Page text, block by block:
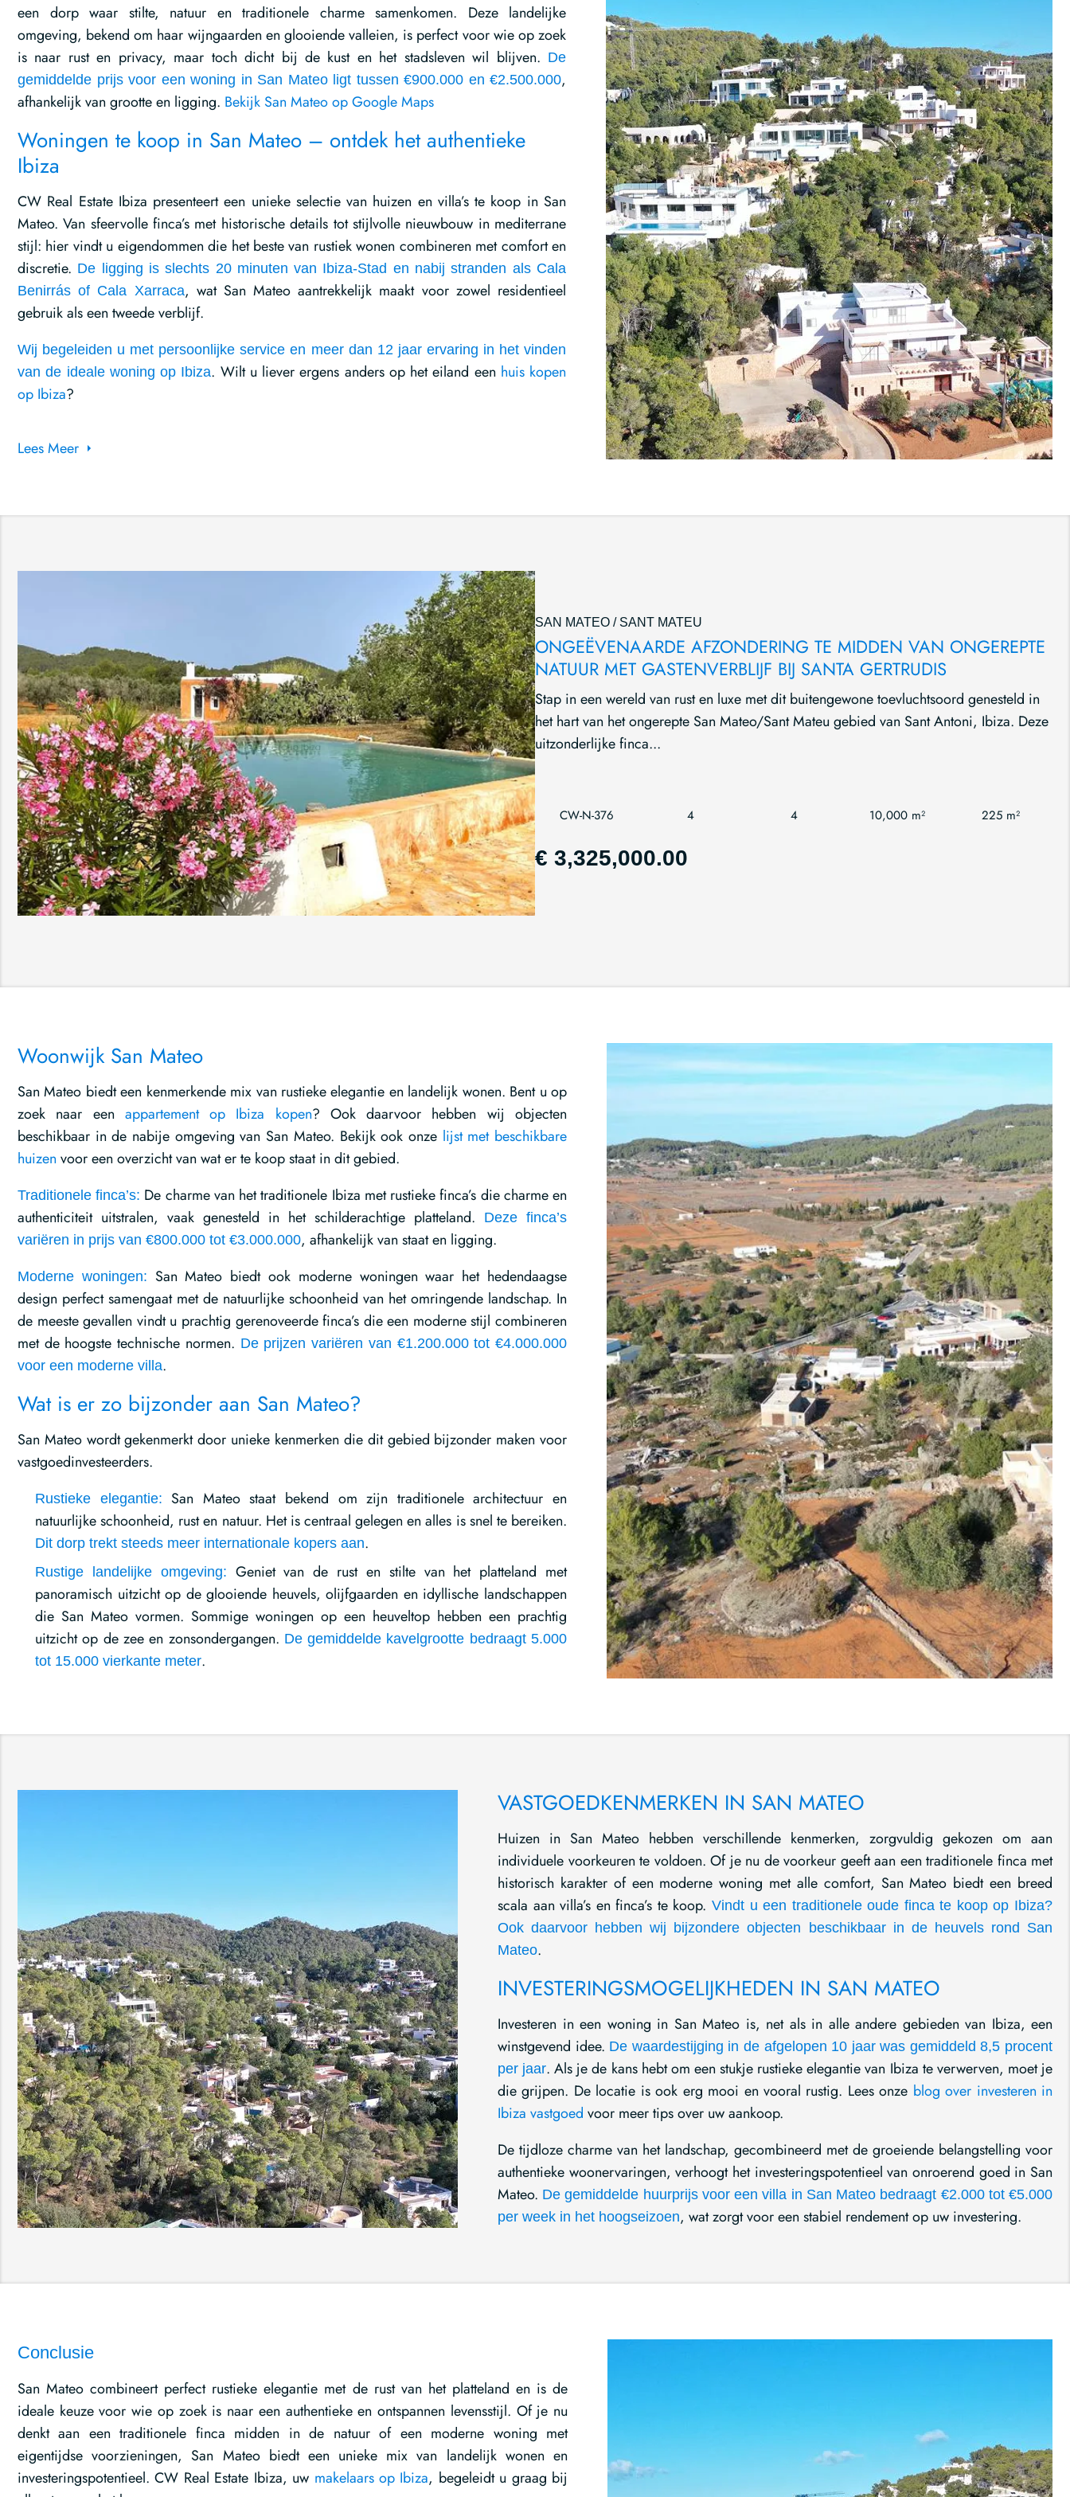
een dorp waar stilte, natuur en traditionele charme samenkomen. Deze landelijke
omgeving, bekend om haar wijngaarden en glooiende valleien, is perfect voor wie op zoek
is naar rust en privacy, maar toch dicht bij de kust en het stadsleven wil blijven. De
gemiddelde prijs voor een woning in San Mateo ligt tussen €900.000 en €2.500.000,
afhankelijk van grootte en ligging. Bekijk San Mateo op Google Maps
Woningen te koop in San Mateo – ontdek het authentieke
Ibiza
CW Real Estate Ibiza presenteert een unieke selectie van huizen en villa’s te koop in San
Mateo. Van sfeervolle finca’s met historische details tot stijlvolle nieuwbouw in mediterrane
stijl: hier vindt u eigendommen die het beste van rustiek wonen combineren met comfort en
discretie. De ligging is slechts 20 minuten van Ibiza-Stad en nabij stranden als Cala
Benirrás of Cala Xarraca, wat San Mateo aantrekkelijk maakt voor zowel residentieel
gebruik als een tweede verblijf.
Wij begeleiden u met persoonlijke service en meer dan 12 jaar ervaring in het vinden
van de ideale woning op Ibiza. Wilt u liever ergens anders op het eiland een huis kopen
op Ibiza?
Lees Meer
SAN MATEO / SANT MATEU
ONGEËVENAARDE AFZONDERING TE MIDDEN VAN ONGEREPTE
NATUUR MET GASTENVERBLIJF BIJ SANTA GERTRUDIS
Stap in een wereld van rust en luxe met dit buitengewone toevluchtsoord genesteld in
het hart van het ongerepte San Mateo/Sant Mateu gebied van Sant Antoni, Ibiza. Deze
uitzonderlijke finca...
CW-N-376 4 4 10,000 m² 225 m²
€ 3,325,000.00
Woonwijk San Mateo
San Mateo biedt een kenmerkende mix van rustieke elegantie en landelijk wonen. Bent u op
zoek naar een appartement op Ibiza kopen? Ook daarvoor hebben wij objecten
beschikbaar in de nabije omgeving van San Mateo. Bekijk ook onze lijst met beschikbare
huizen voor een overzicht van wat er te koop staat in dit gebied.
Traditionele finca’s: De charme van het traditionele Ibiza met rustieke finca’s die charme en
authenticiteit uitstralen, vaak genesteld in het schilderachtige platteland.
Deze finca’s
variëren in prijs van €800.000 tot €3.000.000, afhankelijk van staat en ligging.
Moderne woningen: San Mateo biedt ook moderne woningen waar het hedendaagse
design perfect samengaat met de natuurlijke schoonheid van het omringende landschap. In
de meeste gevallen vindt u prachtig gerenoveerde finca’s die een moderne stijl combineren
met de hoogste technische normen. De prijzen variëren van €1.200.000 tot €4.000.000
voor een moderne villa.
Wat is er zo bijzonder aan San Mateo?
San Mateo wordt gekenmerkt door unieke kenmerken die dit gebied bijzonder maken voor
vastgoedinvesteerders.
Rustieke elegantie:
San Mateo staat bekend om zijn traditionele architectuur en
natuurlijke schoonheid, rust en natuur. Het is centraal gelegen en alles is snel te bereiken.
Dit dorp trekt steeds meer internationale kopers aan.
Rustige landelijke omgeving: Geniet van de rust en stilte van het platteland met
panoramisch uitzicht op de glooiende heuvels, olijfgaarden en idyllische landschappen
die San Mateo vormen. Sommige woningen op een heuveltop hebben een prachtig
uitzicht op de zee en zonsondergangen. De gemiddelde kavelgrootte bedraagt 5.000
tot 15.000 vierkante meter.
VASTGOEDKENMERKEN IN SAN MATEO
Huizen in San Mateo hebben verschillende kenmerken, zorgvuldig gekozen om aan
individuele voorkeuren te voldoen. Of je nu de voorkeur geeft aan een traditionele finca met
historisch karakter of een moderne woning met alle comfort, San Mateo biedt een breed
scala aan villa’s en finca’s te koop. Vindt u een traditioneleoude finca te koop op Ibiza?
Ook daarvoor hebben wij bijzondere objecten beschikbaar in de heuvels rond San
Mateo.
INVESTERINGSMOGELIJKHEDEN IN SAN MATEO
Investeren in een woning in San Mateo is, net als in alle andere gebieden van Ibiza, een
winstgevend idee. De waardestijging in de afgelopen 10 jaar was gemiddeld 8,5 procent
per jaar. Als je de kans hebt om een stukje rustieke elegantie van Ibiza te verwerven, moet je
die grijpen. De locatie is ook erg mooi en vooral rustig. Lees onze blog over investeren in
Ibiza vastgoed voor meer tips over uw aankoop.
De tijdloze charme van het landschap, gecombineerd met de groeiende belangstelling voor
authentieke woonervaringen, verhoogt het investeringspotentieel van onroerend goed in San
Mateo. De gemiddelde huurprijs voor een villa in San Mateo bedraagt €2.000 tot €5.000
per week in het hoogseizoen, wat zorgt voor een stabiel rendement op uw investering.
Conclusie
San Mateo combineert perfect rustieke elegantie met de rust van het platteland en is de
ideale keuze voor wie op zoek is naar een authentieke en ontspannen levensstijl. Of je nu
denkt aan een traditionele finca midden in de natuur of een moderne woning met
eigentijdse voorzieningen, San Mateo biedt een unieke mix van landelijk wonen en
investeringspotentieel. CW Real Estate Ibiza, uw makelaars op Ibiza, begeleidt u graag bij